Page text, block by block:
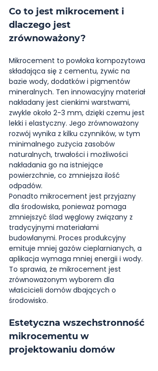
Co to jest mikrocement i
dlaczego jest
zrównoważony?
Mikrocement to powłoka kompozytowa
składająca się z cementu, żywic na
bazie wody, dodatków i pigmentów
mineralnych. Ten innowacyjny materiał
nakładany jest cienkimi warstwami,
zwykle około 2-3 mm, dzięki czemu jest
lekki i elastyczny. Jego zrównoważony
rozwój wynika z kilku czynników, w tym
minimalnego zużycia zasobów
naturalnych, trwałości i możliwości
nakładania go na istniejące
powierzchnie, co zmniejsza ilość
odpadów.
Ponadto mikrocement jest przyjazny
dla środowiska, ponieważ pomaga
zmniejszyć ślad węglowy związany z
tradycyjnymi materiałami
budowlanymi. Proces produkcyjny
emituje mniej gazów cieplarnianych, a
aplikacja wymaga mniej energii i wody.
To sprawia, że mikrocement jest
zrównoważonym wyborem dla
właścicieli domów dbających o
środowisko.
Estetyczna wszechstronność
mikrocementu w
projektowaniu domów